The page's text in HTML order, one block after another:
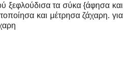
ξεφλούδισα τα σύκα {άφησα και
και μέτρησα ζάχαρη. για